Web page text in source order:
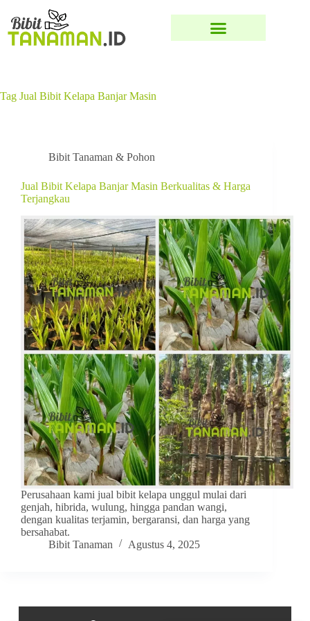
Tag Jual Bibit Kelapa Banjar Masin
Bibit Tanaman & Pohon
Jual Bibit Kelapa Banjar Masin Berkualitas & Harga
Terjangkau
Perusahaan kami jual bibit kelapa unggul mulai dari
genjah, hibrida, wulung, hingga pandan wangi,
dengan kualitas terjamin, bergaransi, dan harga yang
bersahabat.
Bibit Tanaman
Agustus 4, 2025